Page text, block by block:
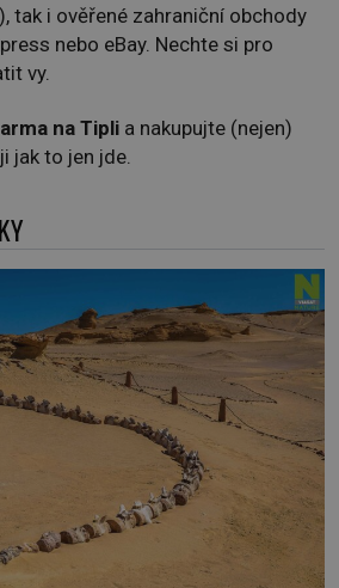
tak i ověřené zahraniční obchody
nebo eBay. Nechte si pro
vy.
na Tipli a nakupujte (nejen)
jak to jen jde.